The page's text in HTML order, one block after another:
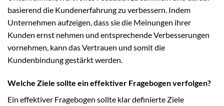
basierend die Kundenerfahrung zu verbessern. Indem
Unternehmen aufzeigen, dass sie die Meinungen ihrer
Kunden ernst nehmen und entsprechende Verbesserungen
vornehmen, kann das Vertrauen und somit die
Kundenbindung gestärkt werden.
Welche Ziele sollte ein effektiver Fragebogen verfolgen?
Ein effektiver Fragebogen sollte klar definierte Ziele